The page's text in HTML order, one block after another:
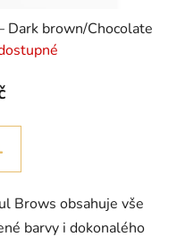
Dark brown/Chocolate
Brows obsahuje vše
barvy i dokonalého